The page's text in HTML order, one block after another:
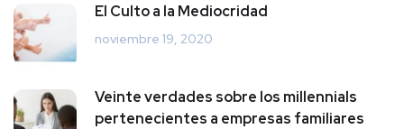
El Culto a la Mediocridad
noviembre 19, 2020
Veinte verdades sobre los millennials
pertenecientes a empresas familiares